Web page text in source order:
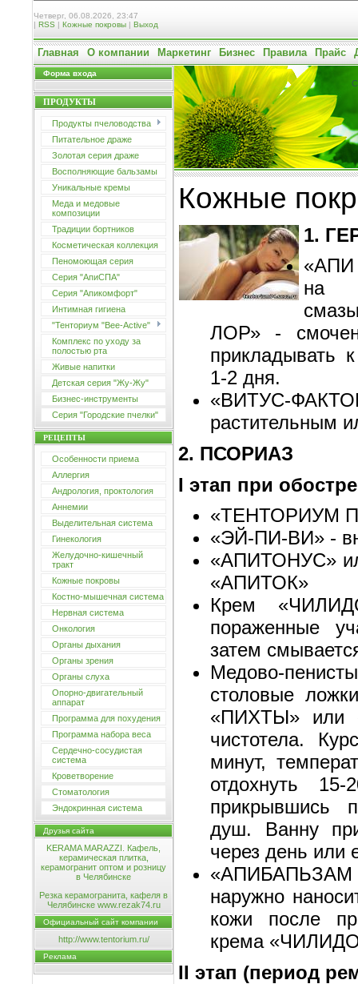
Четверг, 06.08.2026, 23:47
| RSS | Кожные покровы | Выход
Главная О компании Маркетинг Бизнес Правила Прайс
Форма входа
ПРОДУКТЫ
Продукты пчеловодства
Питательное драже
Золотая серия драже
Восполняющие бальзамы
Уникальные кремы
Меда и медовые
композиции
Традиции бортников
Косметическая коллекция
Пеномоющая серия
Серия "АпиСПА"
Серия "Апикомфорт"
Интимная гигиена
"Тенториум "Bee-Active"
Комплекс по уходу за
полостью рта
Живые напитки
Детская серия "Жу-Жу"
Бизнес-инструменты
Серия "Городские пчелки"
РЕЦЕПТЫ
Особенности приема
Аллергия
Андрология, проктология
Аннемии
Выделительная система
Гинекология
Желудочно-кишечный
тракт
Кожные покровы
Костно-мышечная система
Нервная система
Онкология
Органы дыхания
Органы зрения
Органы слуха
Опорно-двигательный
аппарат
Программа для похудения
Программа набора веса
Сердечно-сосудистая
система
Кроветворение
Стоматология
Эндокринная система
Друзья сайта
KERAMA MARAZZI. Кафель,
керамическая плитка,
керамогранит оптом и розницу
в Челябинске
Резка керамогранита, кафеля в
Челябинске www.rezak74.ru
Официальный сайт компании
http://www.tentorium.ru/
Реклама
Кожные
1.
на
ЛОР» -
прикладывать
1-2 дня.
«ВИТУС-
растительным
2. ПСОРИАЗ
I этап при
«ТЕНТОРИУМ
«ЭЙ-ПИ-ВИ» -
«АПИТОНУС»
«АПИТОК»
Крем
пораженные
затем
Медово-
столовые
«ПИХТЫ» или
чистотела.
минут,
отдохнуть
прикрывшись
душ. Ванну
через день или
наружно
кожи после
крема
II этап (период